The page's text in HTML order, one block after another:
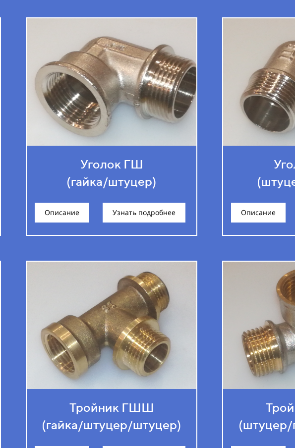
Уголок ГШ
(гайка/штуцер)
Описание Узнать подробнее Описание
Тройник ГШШ
(гайка/штуцер/штуцер)
(штуцер/